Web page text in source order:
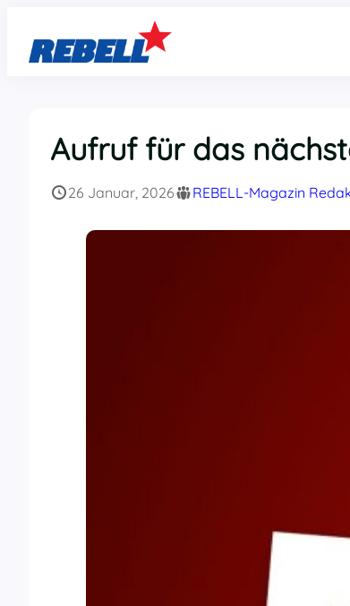
springen
Aufruf für das
26 Januar, 2026 REBELL-Magazin